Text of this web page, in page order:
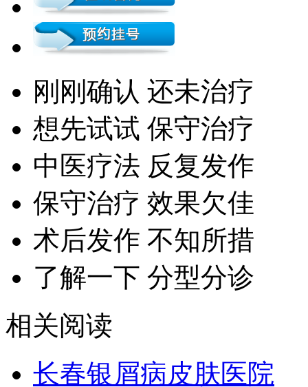
刚刚确认 还未治疗
想先试试 保守治疗
中医疗法 反复发作
保守治疗 效果欠佳
术后发作 不知所措
了解一下 分型分诊
相关阅读
长春银屑病皮肤医院